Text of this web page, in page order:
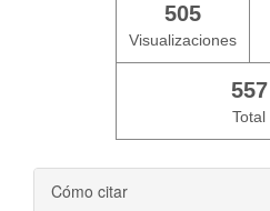
505
Visualizaciones
557
Total
Cómo citar